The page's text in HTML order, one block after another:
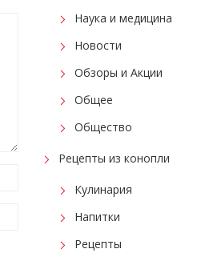
Наука и медицина
Новости
Обзоры и Акции
Общее
Общество
Рецепты из конопли
Кулинария
Напитки
Рецепты